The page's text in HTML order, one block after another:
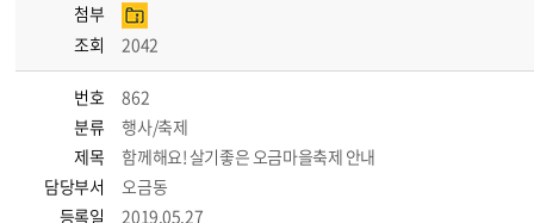
첨부
조회
2042
번호
862
분류
행사/축제
제목
함께해요! 살기좋은 오금마을축제 안내
담당부서
오금동
등록일
2019.05.27